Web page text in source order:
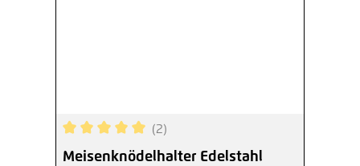
Durchschnittliche Bewertung von 5 von 5
(2)
Meisenknödelhalter Edelstahl